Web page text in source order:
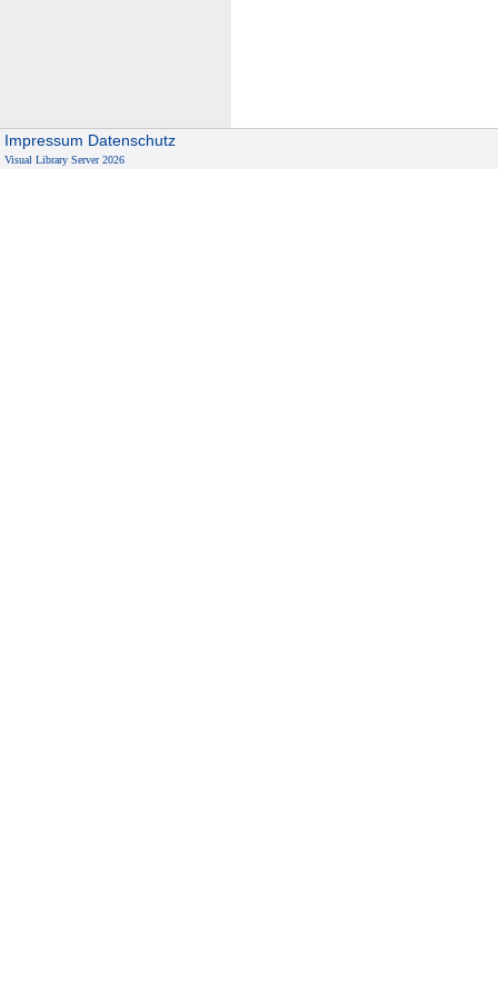
Impressum Datenschutz
Visual Library Server 2026